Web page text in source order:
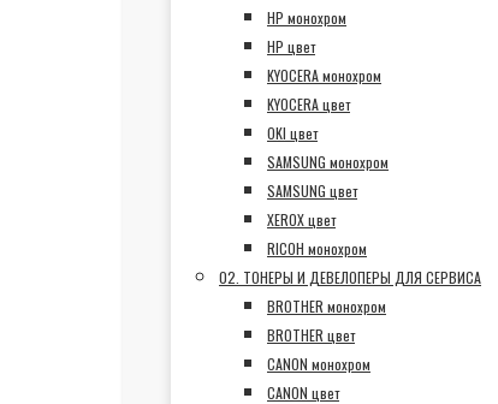
HP монохром
HP цвет
KYOCERA монохром
KYOCERA цвет
OKI цвет
SAMSUNG монохром
SAMSUNG цвет
XEROX цвет
RICOH монохром
02. ТОНЕРЫ И ДЕВЕЛОПЕРЫ ДЛЯ СЕРВИСА
BROTHER монохром
BROTHER цвет
CANON монохром
CANON цвет